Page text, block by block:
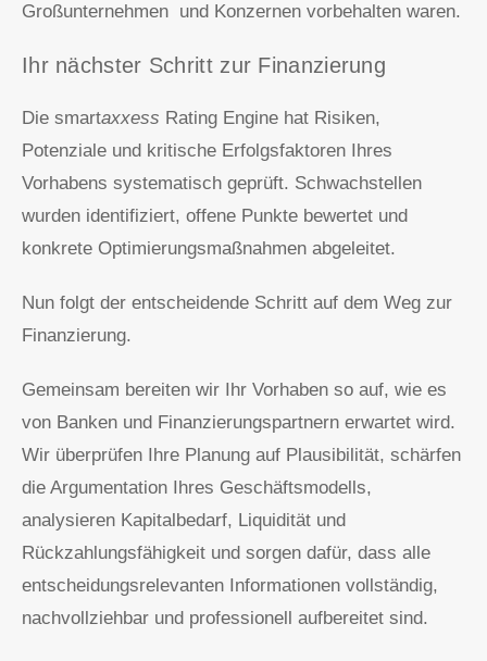
Großunternehmen und Konzernen vorbehalten waren.
Ihr nächster Schritt zur Finanzierung
Die smartaxxess Rating Engine hat Risiken,
Potenziale und kritische Erfolgsfaktoren Ihres
Vorhabens systematisch geprüft. Schwachstellen
wurden identifiziert, offene Punkte bewertet und
konkrete Optimierungsmaßnahmen abgeleitet.
Nun folgt der entscheidende Schritt auf dem Weg zur
Finanzierung.
Gemeinsam bereiten wir Ihr Vorhaben so auf, wie es
von Banken und Finanzierungspartnern erwartet wird.
Wir überprüfen Ihre Planung auf Plausibilität, schärfen
die Argumentation Ihres Geschäftsmodells,
analysieren Kapitalbedarf, Liquidität und
Rückzahlungsfähigkeit und sorgen dafür, dass alle
entscheidungsrelevanten Informationen vollständig,
nachvollziehbar und professionell aufbereitet sind.